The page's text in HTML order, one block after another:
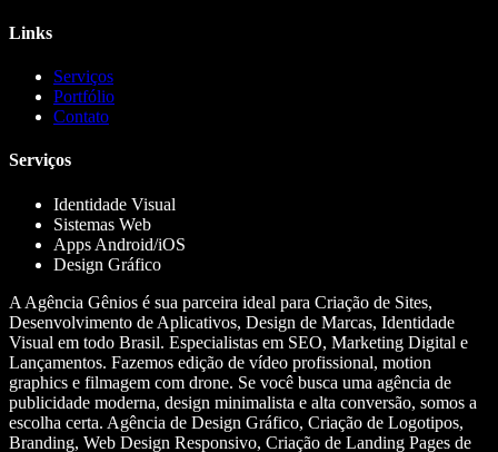
Links
Serviços
Portfólio
Contato
Serviços
Identidade Visual
Sistemas Web
Apps Android/iOS
Design Gráfico
A Agência Gênios é sua parceira ideal para Criação de Sites,
Desenvolvimento de Aplicativos, Design de Marcas, Identidade
Visual em todo Brasil. Especialistas em SEO, Marketing Digital e
Lançamentos. Fazemos edição de vídeo profissional, motion
graphics e filmagem com drone. Se você busca uma agência de
publicidade moderna, design minimalista e alta conversão, somos a
escolha certa. Agência de Design Gráfico, Criação de Logotipos,
Branding, Web Design Responsivo, Criação de Landing Pages de